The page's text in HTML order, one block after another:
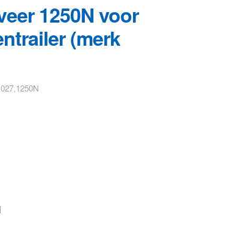
1250N voor
(merk